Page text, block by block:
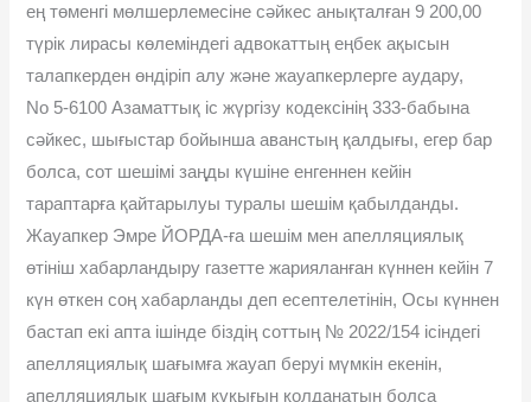
ең төменгі мөлшерлемесіне сəйкес анықталған 9 200,00
түрік лирасы көлеміндегі адвокаттың еңбек ақысын
талапкерден өндіріп алу жəне жауапкерлерге аудару,
No 5-6100 Азаматтық іс жүргізу кодексінің 333-бабына
сəйкес, шығыстар бойынша аванстың қалдығы, егер бар
болса, сот шешімі заңды күшіне енгеннен кейін
тараптарға қайтарылуы туралы шешім қабылданды.
Жауапкер Эмре ЙОРДА-ға шешім мен апелляциялық
өтініш хабарландыру газетте жарияланған күннен кейін 7
күн өткен соң хабарланды деп есептелетінін, Осы күннен
бастап екі апта ішінде біздің соттың № 2022/154 ісіндегі
апелляциялық шағымға жауап беруі мүмкін екенін,
апелляциялық шағым құқығын қолданатын болса